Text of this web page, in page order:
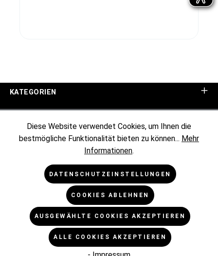
KATEGORIEN
KUNDENINFORMATIONEN
RECHTLICHES
* Alle Preise exkl. gesetzl. Mehrwertsteuer zzgl.
Versandkosten
und ggf. Nachnahmegebühren, wenn nicht
anders angegeben.
Diese Website verwendet Cookies, um Ihnen die
bestmögliche Funktionalität bieten zu können... Mehr
Informationen.
DATENSCHUTZEINSTELLUNGEN
COOKIES ABLEHNEN
AUSGEWÄHLTE COOKIES AKZEPTIEREN
ALLE COOKIES AKZEPTIEREN